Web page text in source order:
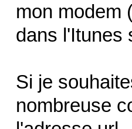
mon modem
dans l'Itunes
Si je
nombreuse